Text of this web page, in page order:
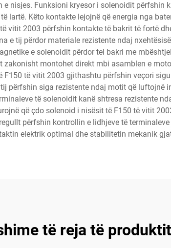
nisjes. Funksioni kryesor i solenoidit përfshin
lartë. Këto kontakte lejojnë që energia nga
vitit 2003 përfshin kontakte të bakrit të fortë
e tij përdor materiale rezistente ndaj
e solenoidit përdor tel bakri me
montohet direkt mbi asamblen e
të vitit 2003 gjithashtu përfshin veçori
përfshin siga rezistente ndaj motit që luftojnë
të solenoidit kanë shtresa rezistente
që çdo solenoid i nisësit të F150 të vitit
përfshin kontrollin e lidhjeve të
elektrik optimal dhe stabilitetin mekanik
të reja të produktit